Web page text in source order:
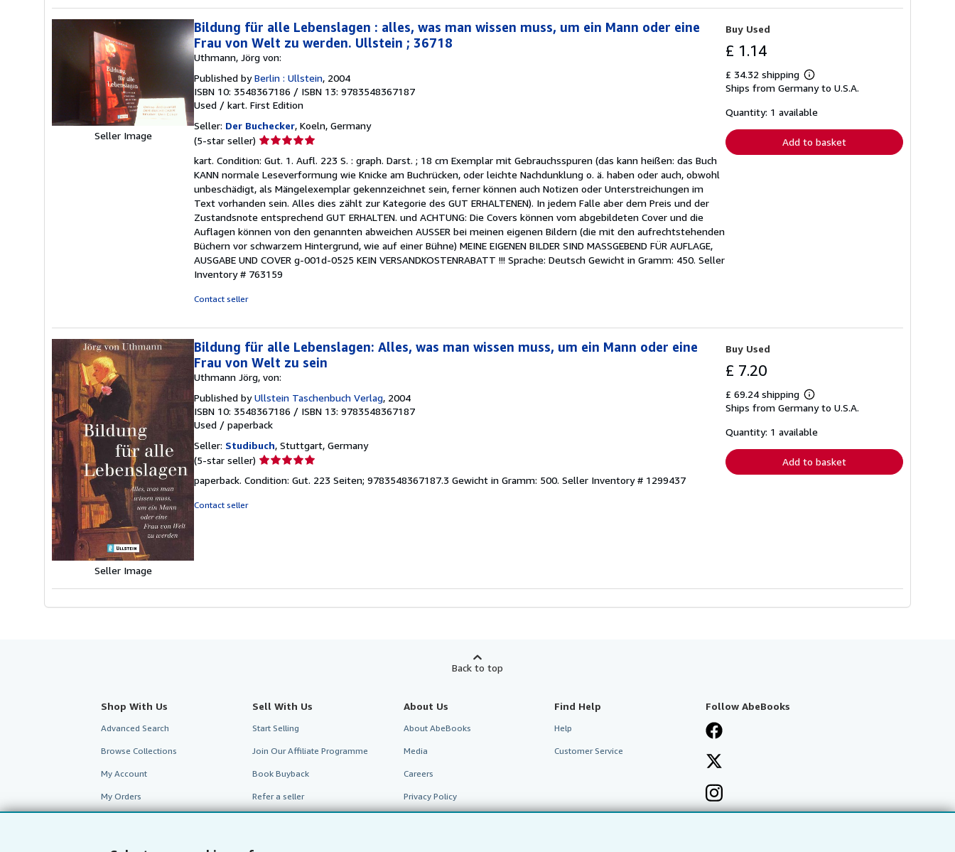
Seller Image
Bildung für alle Lebenslagen : alles, was man wissen muss, um ein Mann oder eine
Frau von Welt zu werden. Ullstein ; 36718
Uthmann, Jörg von:
Published byBerlin : Ullstein, 2004
ISBN 10: 3548367186 / ISBN 13: 9783548367187
Used / kart. First Edition
Seller: Der Buchecker, Koeln, Germany
(5-star seller) Seller
5
out
of
5
stars
kart. Condition: Gut. 1. Aufl. 223 S. : graph. Darst. ; 18 cm Exemplar mit Gebrauchsspuren (das kann heißen: das Buch
KANN normale Leseverformung wie Knicke am Buchrücken, oder leichte Nachdunklung o. ä. haben oder auch, obwohl
unbeschädigt, als Mängelexemplar gekennzeichnet sein, ferner können auch Notizen oder Unterstreichungen im
Text vorhanden sein. Alles dies zählt zur Kategorie des GUT ERHALTENEN). In jedem Falle aber dem Preis und der
Zustandsnote entsprechend GUT ERHALTEN. und ACHTUNG: Die Covers können vom abgebildeten Cover und die
Auflagen können von den genannten abweichen AUSSER bei meinen eigenen Bildern (die mit den aufrechtstehenden
Büchern vor schwarzem Hintergrund, wie auf einer Bühne) MEINE EIGENEN BILDER SIND MASSGEBEND FÜR AUFLAGE,
AUSGABE UND COVER g-001d-0525 KEIN VERSANDKOSTENRABATT !!! Sprache: Deutsch Gewicht in Gramm: 450. Seller
Inventory # 763159
Contact seller
Buy Used
£ 1.14
£ 34.32 shipping
Learn
more
shipping
Ships from Germany to U.S.A.
Quantity: 1 available
Add to basket
Seller Image
Bildung für alle Lebenslagen: Alles, was man wissen muss, um ein Mann oder eine
Frau von Welt zu sein
Uthmann Jörg, von:
Published byUllstein Taschenbuch Verlag, 2004
ISBN 10: 3548367186 / ISBN 13: 9783548367187
Used / paperback
Seller: Studibuch, Stuttgart, Germany
(5-star seller) Seller
5
paperback. Condition: Gut. 223 Seiten; 9783548367187.3 Gewicht in Gramm: 500. Seller Inventory # 1299437
Contact seller
Buy Used
£ 7.20
£ 69.24 shipping
Learn
more
shipping
Ships from Germany to U.S.A.
Quantity: 1 available
Add to basket
Back to top
Shop With Us
Advanced Search
Browse Collections
My Account
My Orders
Sell With Us
Start Selling
Join Our Affiliate Programme
Book Buyback
Refer a seller
About Us
About AbeBooks
Media
Careers
Privacy Policy
Find Help
Help
Customer Service
Follow AbeBooks